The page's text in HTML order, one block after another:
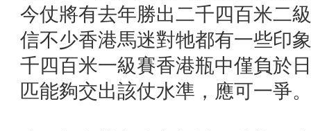
今仗將有去年勝出二千四百米二
信不少香港馬迷對牠都有一些印
千四百米一級賽香港瓶中僅負於
匹能夠交出該仗水準，應可一爭。